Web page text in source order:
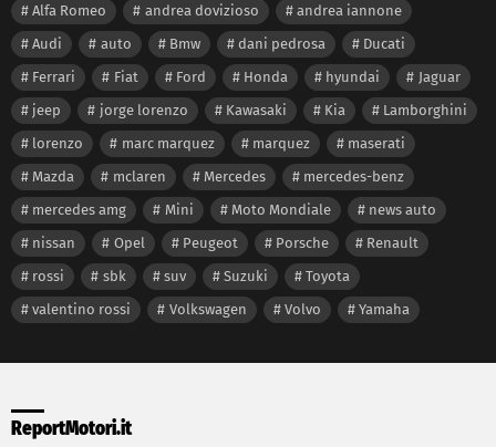
Alfa Romeo andrea dovizioso
andrea iannone
Audi
auto Bmw dani pedrosa
Ducati
Ferrari
Fiat Ford Honda hyundai
Jaguar
jeep
jorge lorenzo Kawasaki Kia
Lamborghini
lorenzo
marc marquez marquez
maserati
Mazda
mclaren Mercedes
mercedes-benz
mercedes amg
Mini Moto Mondiale
news auto
nissan
Opel Peugeot Porsche
Renault
rossi
sbk suv Suzuki
Toyota
valentino rossi
Volkswagen Volvo Yamaha
ReportMotori.it